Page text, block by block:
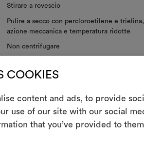
COOKIES
content and ads, to provide
use of our site with our social
that you’ve provided to
Stirare a rovescio
Pulire a secco con percloroetilene e
azione meccanica e temperatura ridotte
Non centrifugare
imbottito, si consiglia l’utilizzo di una fodera
evitando lo scivolamento del tessuto.